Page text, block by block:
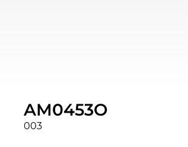
AM0453O
003